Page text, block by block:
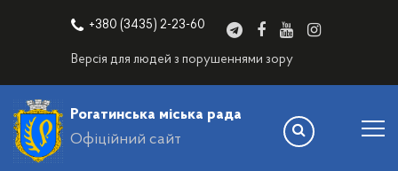
+380 (3435) 2-23-60
Версія для людей з порушеннями зору
Рогатинська міська рада
Офіційний сайт